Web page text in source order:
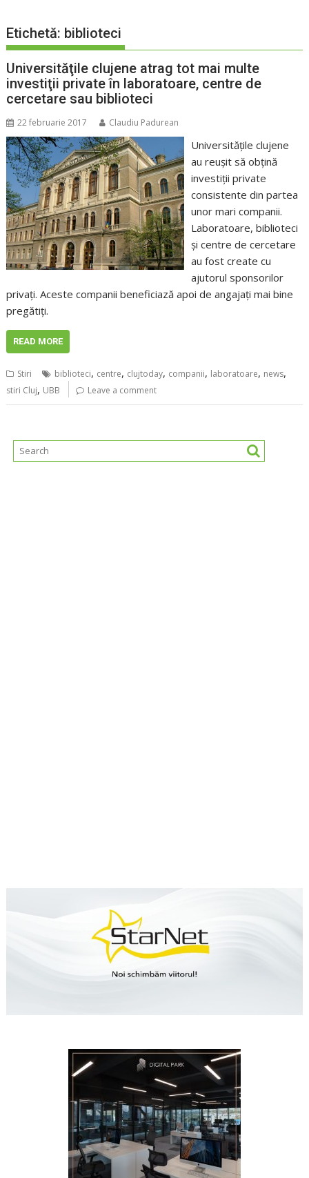
Etichetă: biblioteci
Universităţile clujene atrag tot mai multe
investiţii private în laboratoare, centre de
cercetare sau biblioteci
22 februarie 2017 Claudiu Padurean
Universităţile clujene
au reuşit să obţină
investiţii private
consistente din partea
unor mari companii.
Laboratoare, biblioteci
şi centre de cercetare
au fost create cu
ajutorul sponsorilor
privaţi. Aceste companii beneficiază apoi de angajaţi mai bine
pregătiţi.
READ MORE
Stiri biblioteci, centre, clujtoday, companii, laboratoare, news,
stiri Cluj, UBB Leave a comment